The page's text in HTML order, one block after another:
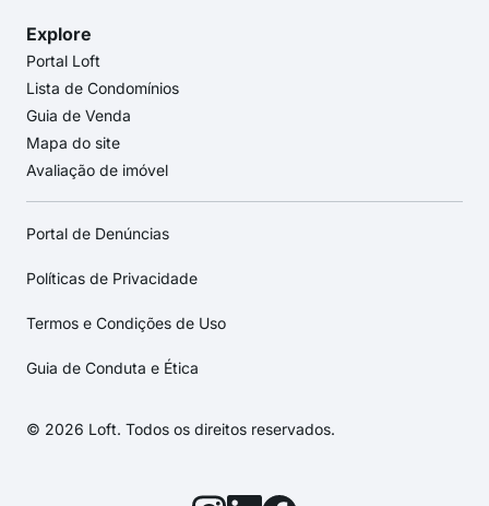
Explore
Portal Loft
Lista de Condomínios
Guia de Venda
Mapa do site
Avaliação de imóvel
Portal de Denúncias
Políticas de Privacidade
Termos e Condições de Uso
Guia de Conduta e Ética
© 2026 Loft. Todos os direitos reservados.